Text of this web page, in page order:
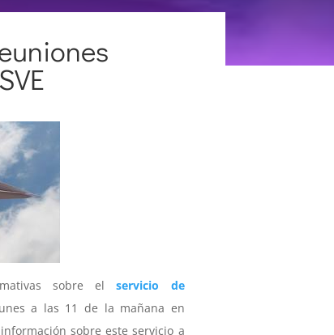
sobre elservicio de
a las 11 de la mañana en
sobre este servicio a